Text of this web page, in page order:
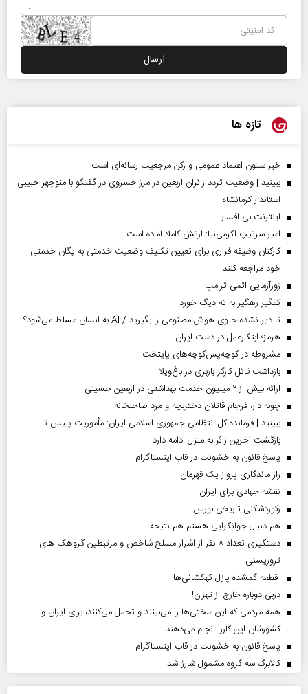
تازه ها
خبر ستون اعتماد عمومی و رکن مرجعیت رسانه‌ای است
ببینید | وضعیت تردد زائران اربعین در مرز خسروی در گفتگو با منوچهر حبیبی
استاندار کرمانشاه
اینترنت بی افسار
امیر سرتیپ اکرمی‌نیا: ارتش کاملا آماده است
کارکنان وظیفه فراری برای تعیین تکلیف وضعیت خدمتی به یگان خدمتی
خود مراجعه کنند
زورآزمایی اتمی ترامپ
کفگیر رهگیر به ته دیگ خورد
تا دیر نشده جلوی هوش مصنوعی را بگیرید / AI به انسان مسلط می‌شود؟
هرمز؛ ابتکارعمل در دست ایران
مشروطه در کوچه‌پس‌کوچه‌های پایتخت
بازداشت قاتل کارگر باربری در باغ‌ویلا
ارائه بیش از ۲ میلیون خدمت بهداشتی در اربعین حسینی
چوبه دار، فرجام قاتلان دختربچه و مرد صاحبخانه
ببینید | فرمانده کل انتظامی جمهوری اسلامی ایران­: مأموریت پلیس تا
بازگشت آخرین زائر به منزل ادامه دارد
پاسخ قانون به خشونت در قاب اینستاگرام
راز ماندگاری پرواز یک قهرمان
نقشه جهادی برای ایران
رکوردشکنی تاریخی بورس
هم دنبال جوانگرایی هستم هم نتیجه
دستگیری تعداد ۸ نفر از اشرار مسلح شاخص و مرتبطین گروهک های
تروریستی
قطعه گمشده پازل کهکشانی‌ها
دربی دوباره خارج از تهران!
همه مردمی که این سختی‌ها را می‌بینند و تحمل می‌کنند، برای ایران و
کشورشان این کاررا انجام می‌دهند
پاسخ قانون به خشونت در قاب اینستاگرام
کالابرگ سه گروه مشمول شارژ شد